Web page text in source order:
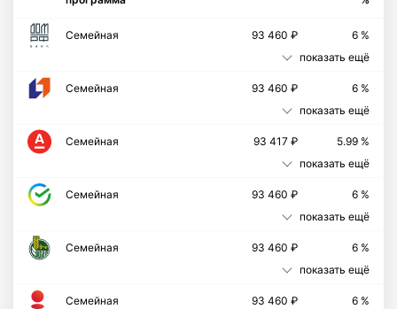
Семейная 93 460 ₽
6 %
показать ещё
Семейная 93 460 ₽
6 %
показать ещё
Семейная 93 417 ₽
5.99 %
показать ещё
Семейная 93 460 ₽
6 %
показать ещё
Семейная 93 460 ₽
6 %
показать ещё
Семейная 93 460 ₽
6 %